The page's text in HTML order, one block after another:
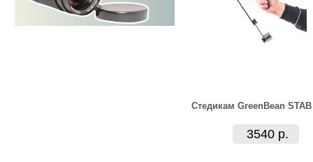
Стедикам GreenBean STAB
3540 р.